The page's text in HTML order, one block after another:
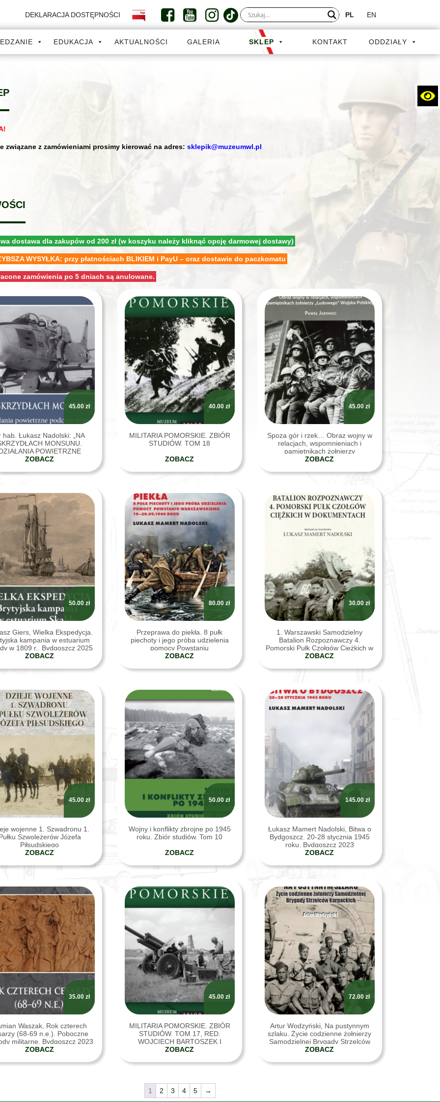
DEKLARACJA DOSTĘPNOŚCI PL EN
AKTUALNOŚCI
EDUKACJA GALERIA SKLEP KONTAKT ODDZIAŁY
związane z zamówieniami prosimy kierować na adres: sklepik@muzeumwl.pl
dostawa dla zakupów od 200 zł (w koszyku należy kliknąć opcję darmowej dostawy)
WYSYŁKA: przy płatnościach BLIKIEM i PayU – oraz dostawie do paczkomatu
zamówienia po 5 dniach są anulowane.
hab. Łukasz Nadolski: „NA
MONSUNU.
POWIETRZNE
WOJNY INDYJSKO-
45.00 zł
ZOBACZ
MILITARIA POMORSKIE. ZBIÓR
STUDIÓW. TOM 18
40.00 zł
ZOBACZ
Spoza gór i rzek… Obraz wojny w
relacjach, wspomnieniach i
pamiętnikach żołnierzy
„Ludowego” Wojska Polskiego
45.00 zł
ZOBACZ
Giers, Wielka Ekspedycja.
kampania w estuarium
w 1809 r., Bydgoszcz 2025
50.00 zł
ZOBACZ
Przeprawa do piekła. 8 pułk
piechoty i jego próba udzielenia
pomocy Powstaniu
Warszawskiemu 19-20.09.1944
80.00 zł
ZOBACZ
1. Warszawski Samodzielny
Batalion Rozpoznawczy 4.
Pomorski Pułk Czołgów Ciężkich w
dokumentach
30.00 zł
ZOBACZ
wojenne 1. Szwadronu 1.
Szwoleżerów Józefa
Piłsudskiego
45.00 zł
ZOBACZ
Wojny i konflikty zbrojne po 1945
roku. Zbiór studiów. Tom 10
50.00 zł
ZOBACZ
Łukasz Mamert Nadolski, Bitwa o
Bydgoszcz. 20-28 stycznia 1945
roku, Bydgoszcz 2023
145.00 zł
ZOBACZ
Waszak, Rok czterech
(68-69 n.e.). Poboczne
militarne, Bydgoszcz 2023
35.00 zł
ZOBACZ
MILITARIA POMORSKIE. ZBIÓR
STUDIÓW. TOM 17, RED.
WOJCIECH BARTOSZEK I
ŁUKASZ NADOLSKI, BYDGOSZCZ
45.00 zł
ZOBACZ
Artur Wodzyński, Na pustynnym
szlaku. Życie codzienne żołnierzy
Samodzielnej Brygady Strzelców
Karpackich, Bydgoszcz 2023
72.00 zł
ZOBACZ
1 2 3 4 5 →